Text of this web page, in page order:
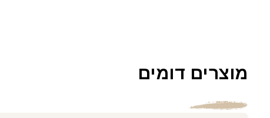
מוצרים דומים